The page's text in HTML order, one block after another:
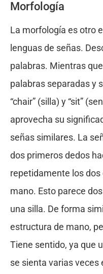
Morfología
La morfología es otro
lenguas de señas.
palabras. Mientras
palabras separadas y
“chair” (silla) y “sit”
aprovecha su
señas similares. La
dos primeros dedos
repetidamente los
mano. Esto parece
una silla. De forma
estructura de mano,
Tiene sentido, ya que
se sienta varias veces